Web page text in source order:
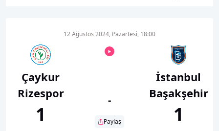
Çaykur
Rizespor
1
12 Ağustos 2024, Pazartesi, 18:00
-
Paylaş
İstanbul
Başakşehir
1